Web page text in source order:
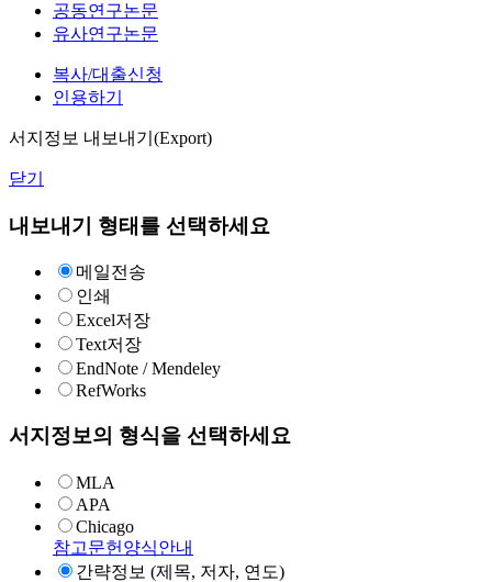
공동연구논문
유사연구논문
복사/대출신청
인용하기
서지정보 내보내기(Export)
닫기
내보내기 형태를 선택하세요
메일전송
인쇄
Excel저장
Text저장
EndNote / Mendeley
RefWorks
서지정보의 형식을 선택하세요
MLA
APA
Chicago
참고문헌양식안내
간략정보 (제목, 저자, 연도)